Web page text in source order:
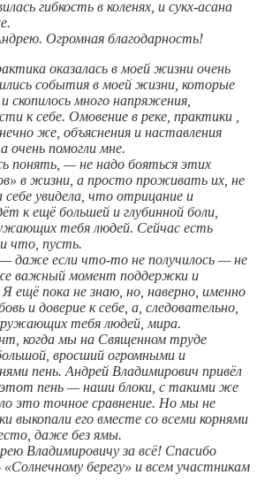
гибкость в коленях, и сукх-асана
Огромная благодарность!
оказалась в моей жизни очень
события в моей жизни, которые
скопилось много напряжения,
к себе. Омовение в реке, практики ,
же, объяснения и наставления
очень помогли мне.
понять, — не надо бояться этих
в жизни, а просто проживать их, не
увидела, что отрицание и
к ещё большей и глубинной боли,
тебя людей. Сейчас есть
что, пусть.
даже если что-то не получилось — не
важный момент поддержки и
ещё пока не знаю, но, наверно, именно
и доверие к себе, а, следовательно,
тебя людей, мира.
когда мы на Священном труде
вросший огромными и
пень. Андрей Владимирович привёл
пень — наши блоки, с такими же
это точное сравнение. Но мы не
выкопали его вместе со всеми корнями
даже без ямы.
Владимировичу за всё! Спасибо
берегу» и всем участникам